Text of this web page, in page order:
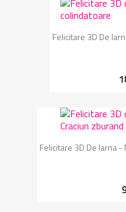
Felicitare 3D De
Felicitare 3D De Iarna -